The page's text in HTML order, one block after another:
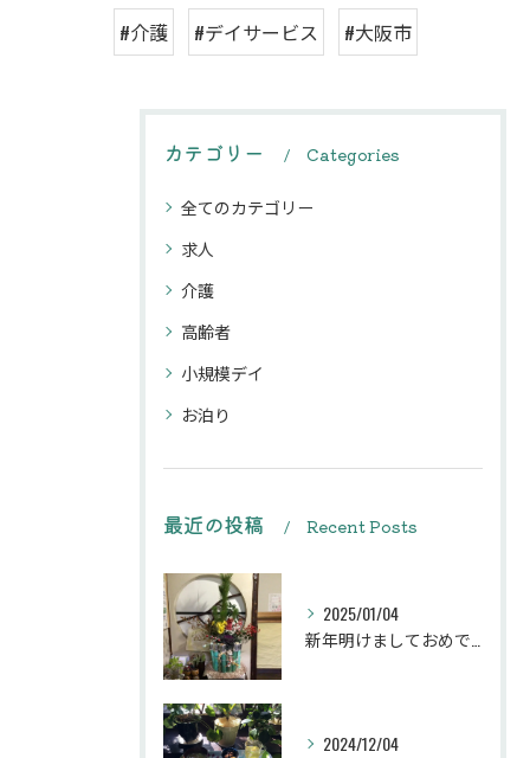
#介護 #デイサービス #大阪市
カテゴリー Categories
全てのカテゴリー
求人
介護
高齢者
小規模デイ
お泊り
最近の投稿 Recent Posts
2025/01/04
2024/12/04